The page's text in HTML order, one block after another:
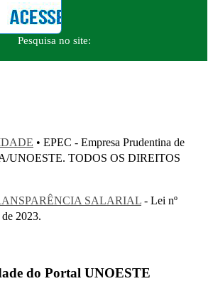
Pesquisa no site:
• EPEC - Empresa Prudentina de
UNOESTE. TODOS OS DIREITOS
SALARIAL - Lei nº
2023.
do Portal UNOESTE